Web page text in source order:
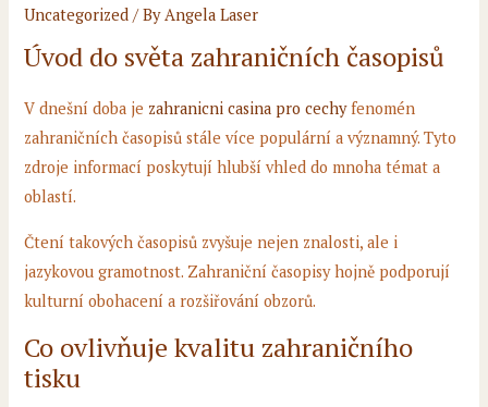
Uncategorized / ByAngela Laser
Úvod do světa zahraničních časopisů
V dnešní doba je zahranicni casina pro cechyfenomén
zahraničních časopisů stále více populární a významný. Tyto
zdroje informací poskytují hlubší vhled do mnoha témat a
oblastí.
Čtení takových časopisů zvyšuje nejen znalosti, ale i
jazykovou gramotnost. Zahraniční časopisy hojně podporují
kulturní obohacení a rozšiřování obzorů.
Co ovlivňuje kvalitu zahraničního
tisku